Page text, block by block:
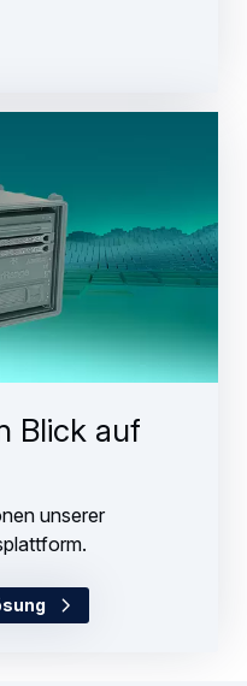
Blick auf
unserer